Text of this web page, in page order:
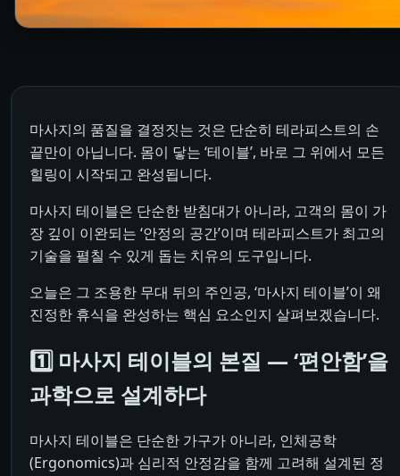
마사지의 품질을 결정짓는 것은 단순히 테라피스트의 손
끝만이 아닙니다. 몸이 닿는 ‘테이블’, 바로 그 위에서 모든
힐링이 시작되고 완성됩니다.
마사지 테이블은 단순한 받침대가 아니라, 고객의 몸이 가
장 깊이 이완되는 ‘안정의 공간’이며 테라피스트가 최고의
기술을 펼칠 수 있게 돕는 치유의 도구입니다.
오늘은 그 조용한 무대 뒤의 주인공, ‘마사지 테이블’이 왜
진정한 휴식을 완성하는 핵심 요소인지 살펴보겠습니다.
1️⃣ 마사지 테이블의 본질 — ‘편안함’을
과학으로 설계하다
마사지 테이블은 단순한 가구가 아니라, 인체공학
(Ergonomics)과 심리적 안정감을 함께 고려해 설계된 정